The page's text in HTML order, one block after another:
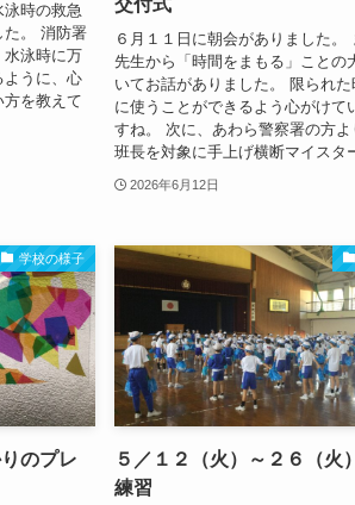
時の救急
た。 消防署
水泳時に万
ように、心
を教えて
交付式
６月１１日に朝会がありました。
先生から「時間をまもる」ことの
いてお話がありました。 限られ
に使うことができるよう心がけて
すね。 次に、あわら警察署の方
班長を対象に手上げ横断マイスタ
2026年6月12日
学校の様子
のプレ
５／１２（火）～２６（
練習